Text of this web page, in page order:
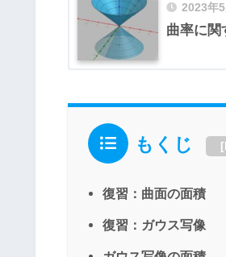
2023年5
曲率に関
もくじ [
復習：曲面の面積
復習：ガウス写像